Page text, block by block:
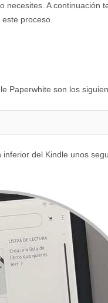
A continuación
proceso.
Paperwhite son los
del Kindle unos